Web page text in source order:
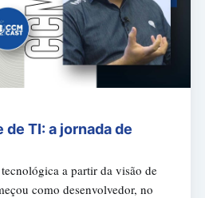
de TI: a jornada de
a partir da visão de
como desenvolvedor, no